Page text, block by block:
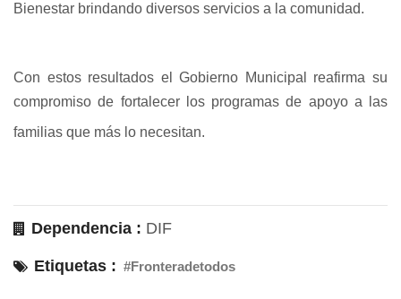
Bienestar brindando diversos servicios a la comunidad.
Con estos resultados el Gobierno Municipal reafirma su
compromiso de fortalecer los programas de apoyo a las
familias que más lo necesitan.
Dependencia : DIF
Etiquetas : #Fronteradetodos